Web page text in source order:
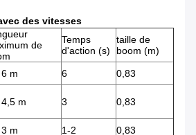
des vitesses
de
Temps
d'action (s)
taille de
boom (m)
m 6
0,83
4,5 m 3 0,83
m 1-2
0,83